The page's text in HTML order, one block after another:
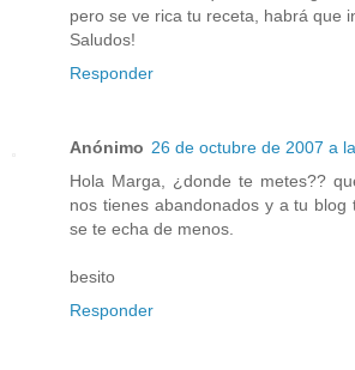
pero se ve rica tu receta, habrá que
Saludos!
Responder
Anónimo 26 de octubre de 2007 a
Hola Marga, ¿donde te metes??
nos tienes abandonados y a tu blog
se te echa de menos.
besito
Responder